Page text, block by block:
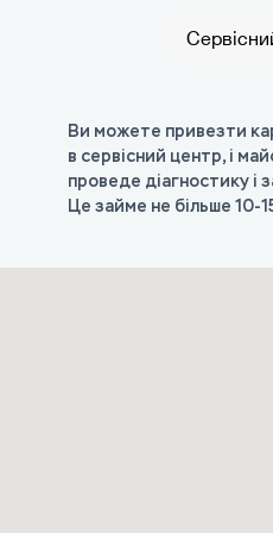
Ви можете привезти
в сервісний центр, і
проведе діагностику і
Це займе не більше 10-
ЯК?
Ви можете замовити
який забере порожній і
заправлений картридж.
ЯК?
Ви можете викликати
і він заправить
ЯК?
Ви можете принести
пунктів прийому
ЯК?
Ви можете переслати
або через Поштомати